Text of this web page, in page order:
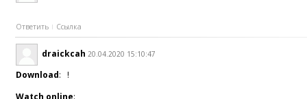
Ответить Ссылка
draickcah 20.04.2020 15:10:47
Download: !
Watch online: